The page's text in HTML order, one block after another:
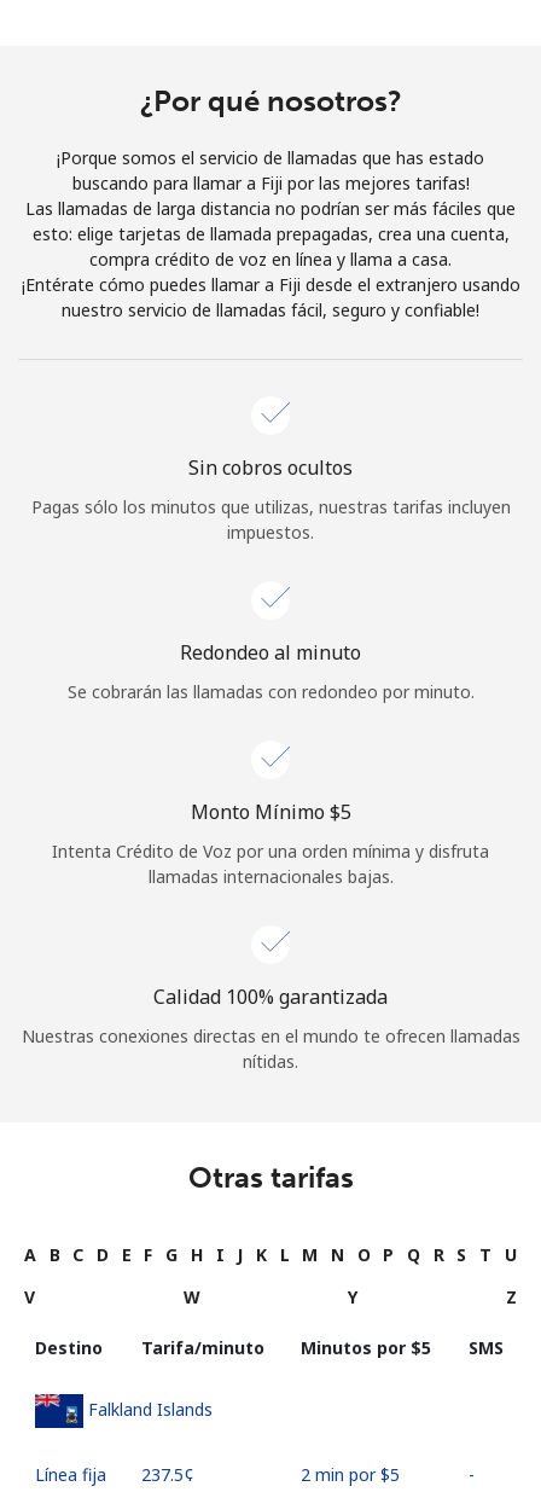
Únete
¡Hola!
Inicia sesión oREGÍSTRATE →
¿Olvidaste tu contraseña? →
o
Continuar con
¿Por qué nosotros?
¡Porque somos el servicio de llamadas que has estado
buscando para llamar a Fiji por las mejores tarifas!
Las llamadas de larga distancia no podrían ser más fáciles que
esto: elige tarjetas de llamada prepagadas, crea una cuenta,
compra crédito de voz en línea y llama a casa.
¡Entérate cómo puedes llamar a Fiji desde el extranjero usando
nuestro servicio de llamadas fácil, seguro y confiable!
Sin cobros ocultos
Pagas sólo los minutos que utilizas, nuestras tarifas incluyen
impuestos.
Redondeo al minuto
Se cobrarán las llamadas con redondeo por minuto.
Monto Mínimo ⁦$5⁩
Intenta Crédito de Voz por una orden mínima y disfruta
llamadas internacionales bajas.
Calidad 100% garantizada
Nuestras conexiones directas en el mundo te ofrecen llamadas
nítidas.
Otras tarifas
A B C D E F G H I J K L M N O P Q R S T
U
V
W Y Z
Destino Tarifa/minuto Minutos por ⁦$5⁩ SMS
Falkland Islands
Línea fija ⁦237.5¢⁩ 2 min por ⁦$5⁩ -